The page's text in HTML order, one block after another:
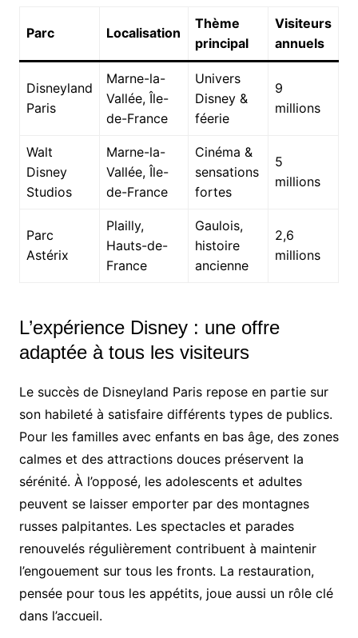
Parc Localisation
Thème
principal
Visiteurs
annuels
Disneyland
Paris
Marne-la-
Vallée, Île-
de-France
Univers
Disney &
féerie
9
millions
Walt
Disney
Studios
Marne-la-
Vallée, Île-
de-France
Cinéma &
sensations
fortes
5
millions
Parc
Astérix
Plailly,
Hauts-de-
France
Gaulois,
histoire
ancienne
2,6
millions
L’expérience Disney : une offre
adaptée à tous les visiteurs
Le succès de Disneyland Paris repose en partie sur
son habileté à satisfaire différents types de publics.
Pour les familles avec enfants en bas âge, des zones
calmes et des attractions douces préservent la
sérénité. À l’opposé, les adolescents et adultes
peuvent se laisser emporter par des montagnes
russes palpitantes. Les spectacles et parades
renouvelés régulièrement contribuent à maintenir
l’engouement sur tous les fronts. La restauration,
pensée pour tous les appétits, joue aussi un rôle clé
dans l’accueil.